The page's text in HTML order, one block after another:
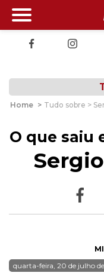
Home > Tudo sobre >
O que saiu
quarta-feira, 20 de julho